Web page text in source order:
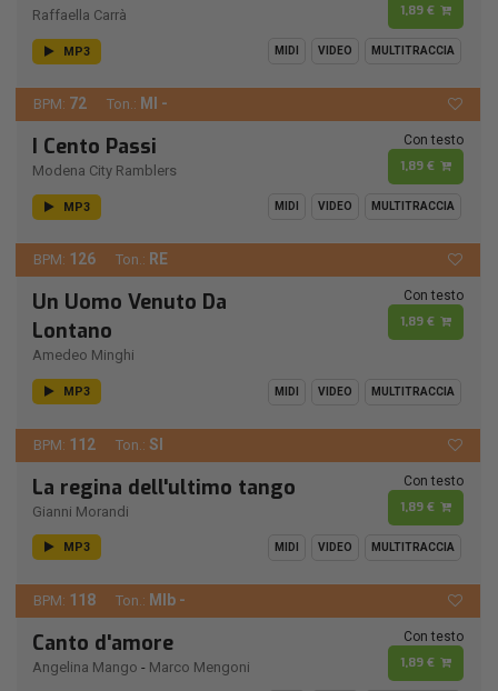
Raffaella Carrà 1,89 €
MP3 MIDI VIDEO MULTITRACCIA
BPM: 72 Ton.: MI -
I Cento Passi
Modena City Ramblers
Con testo
1,89 €
MP3 MIDI VIDEO MULTITRACCIA
BPM: 126 Ton.: RE
Un Uomo Venuto Da
Lontano
Amedeo Minghi
Con testo
1,89 €
MP3 MIDI VIDEO MULTITRACCIA
BPM: 112 Ton.: SI
La regina dell'ultimo tango
Gianni Morandi
Con testo
1,89 €
MP3 MIDI VIDEO MULTITRACCIA
BPM: 118 Ton.: MIb -
Canto d'amore
Angelina Mango - Marco Mengoni
Con testo
1,89 €